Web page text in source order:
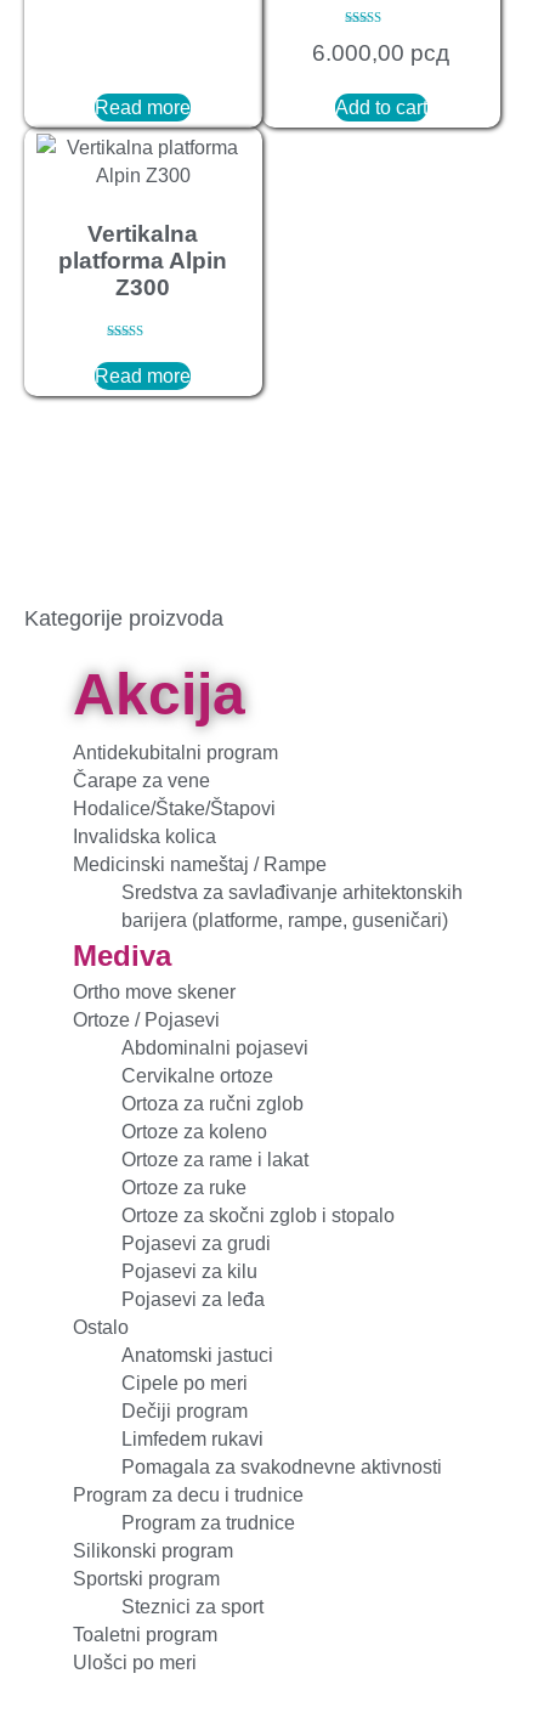
Kategorije proizvoda
Akcija
Antidekubitalni program
Čarape za vene
Hodalice/Štake/Štapovi
Invalidska kolica
Medicinski nameštaj / Rampe
Sredstva za savlađivanje arhitektonskih
barijera (platforme, rampe, guseničari)
Mediva
Ortho move skener
Ortoze / Pojasevi
Abdominalni pojasevi
Cervikalne ortoze
Ortoza za ručni zglob
Ortoze za koleno
Ortoze za rame i lakat
Ortoze za ruke
Ortoze za skočni zglob i stopalo
Pojasevi za grudi
Pojasevi za kilu
Pojasevi za leđa
Ostalo
Anatomski jastuci
Cipele po meri
Dečiji program
Limfedem rukavi
Pomagala za svakodnevne aktivnosti
Program za decu i trudnice
Program za trudnice
Silikonski program
Sportski program
Steznici za sport
Toaletni program
Ulošci po meri
Read more
5.00
out of 5
6.000,00 рсд
Add to cart
Vertikalna
platforma Alpin
Z300
3.00
out of
5
Read more